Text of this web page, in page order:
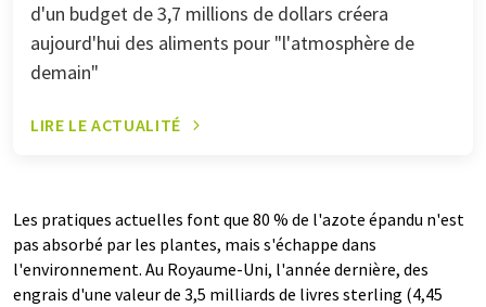
d'un budget de 3,7 millions de dollars créera
aujourd'hui des aliments pour "l'atmosphère de
demain"
LIRE LE ACTUALITÉ
Les pratiques actuelles font que 80 % de l'azote épandu n'est
pas absorbé par les plantes, mais s'échappe dans
l'environnement. Au Royaume-Uni, l'année dernière, des
engrais d'une valeur de 3,5 milliards de livres sterling (4,45